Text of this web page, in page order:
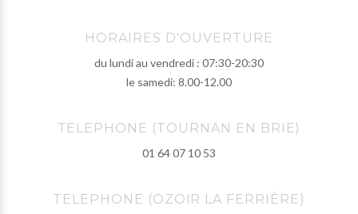
HORAIRES D'OUVERTURE
du lundi au vendredi : 07:30-20:30
le samedi: 8.00-12.00
TELEPHONE (TOURNAN EN BRIE)
01 64 07 10 53
TELEPHONE (OZOIR LA FERRIÈRE)